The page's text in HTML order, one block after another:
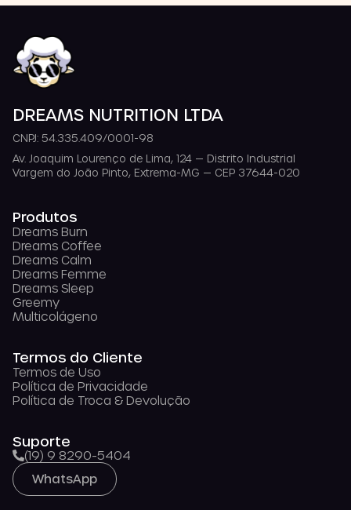
DREAMS NUTRITION LTDA
CNPJ: 54.335.409/0001-98
Av. Joaquim Lourenço de Lima, 124 — Distrito Industrial
Vargem do João Pinto, Extrema-MG — CEP 37644-020
Produtos
Dreams Burn
Dreams Coffee
Dreams Calm
Dreams Femme
Dreams Sleep
Greemy
Multicolágeno
Termos do Cliente
Termos de Uso
Política de Privacidade
Política de Troca & Devolução
Suporte
(19) 9 8290-5404
WhatsApp